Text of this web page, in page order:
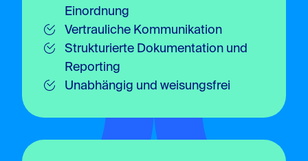
Einordnung
Vertrauliche Kommunikation
Strukturierte Dokumentation und
Reporting
Unabhängig und weisungsfrei